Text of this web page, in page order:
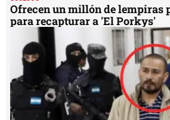
Ofrecen un millón de lempiras
para recapturar a 'El Porkys'